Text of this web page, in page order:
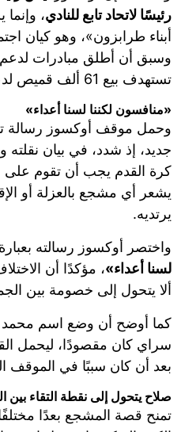
رئيسًا لاتحاد تابع للنادي،
أبناء طرابزون»، وهو كيان
وسبق أن أطلق مبادرات لدعم
تستهدف بيع 61 ألف قميص لدعم النادي.
«منافسون لكننا لسنا أعداء»
وحمل موقف أوكسوز رسالة
جديد، إذ شدد، في بيان نقلته
كرة القدم يجب أن تقوم على
يشعر أي مشجع بالعزلة أو
يرتديه.
واختصر أوكسوز رسالته
لسنا أعداء»، مؤكدًا أن
ألا يتحول إلى خصومة بين
كما أوضح أن وضع اسم محمد
سراي كان مقصودًا، ليحمل
بعد أن كان سببًا في الموقف
صلاح يتحول إلى نقطة التقاء بين
تمنح قصة المشجع بعدًا